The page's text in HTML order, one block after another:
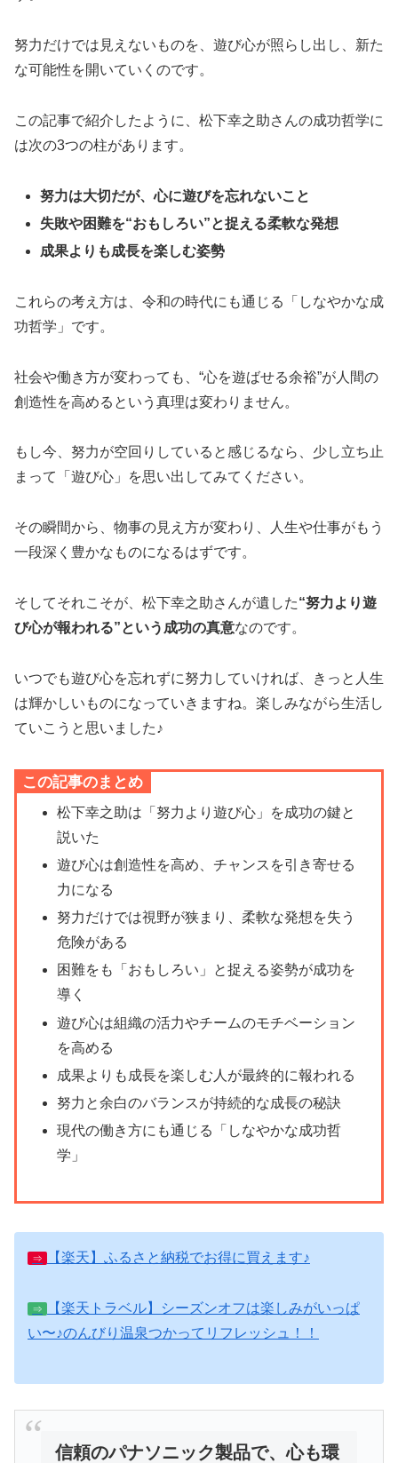
努力だけでは見えないものを、遊び心が照らし出し、新た
な可能性を開いていくのです。
この記事で紹介したように、松下幸之助さんの成功哲学に
は次の3つの柱があります。
努力は大切だが、心に遊びを忘れないこと
失敗や困難を“おもしろい”と捉える柔軟な発想
成果よりも成長を楽しむ姿勢
これらの考え方は、令和の時代にも通じる「しなやかな成
功哲学」です。
社会や働き方が変わっても、“心を遊ばせる余裕”が人間の
創造性を高めるという真理は変わりません。
もし今、努力が空回りしていると感じるなら、少し立ち止
まって「遊び心」を思い出してみてください。
その瞬間から、物事の見え方が変わり、人生や仕事がもう
一段深く豊かなものになるはずです。
そしてそれこそが、松下幸之助さんが遺した“努力より遊
び心が報われる”という成功の真意なのです。
いつでも遊び心を忘れずに努力していければ、きっと人生
は輝かしいものになっていきますね。楽しみながら生活し
ていこうと思いました♪
この記事のまとめ
松下幸之助は「努力より遊び心」を成功の鍵と
説いた
遊び心は創造性を高め、チャンスを引き寄せる
力になる
努力だけでは視野が狭まり、柔軟な発想を失う
危険がある
困難をも「おもしろい」と捉える姿勢が成功を
導く
遊び心は組織の活力やチームのモチベーション
を高める
成果よりも成長を楽しむ人が最終的に報われる
努力と余白のバランスが持続的な成長の秘訣
現代の働き方にも通じる「しなやかな成功哲
学」
⇒ 【楽天】ふるさと納税でお得に買えます♪
⇒
【楽天トラベル】シーズンオフは楽しみがいっぱ
い〜♪のんびり温泉つかってリフレッシュ！！
信頼のパナソニック製品で、心も環